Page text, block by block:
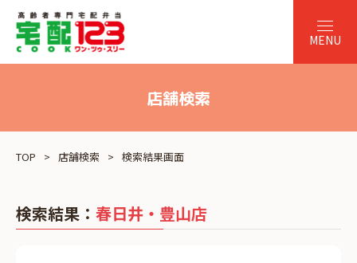
店舗検索
TOP 店舗検索 検索結果画面
検索結果： 春日井・豊山店